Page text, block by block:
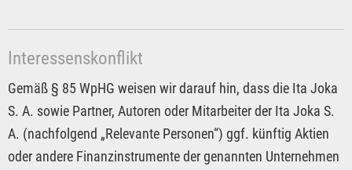
Interessenskonflikt
Gemäß § 85 WpHG weisen wir darauf hin, dass die Ita Joka
S. A. sowie Partner, Autoren oder Mitarbeiter der Ita Joka S.
A. (nachfolgend „Relevante Personen“) ggf. künftig Aktien
oder andere Finanzinstrumente der genannten Unternehmen